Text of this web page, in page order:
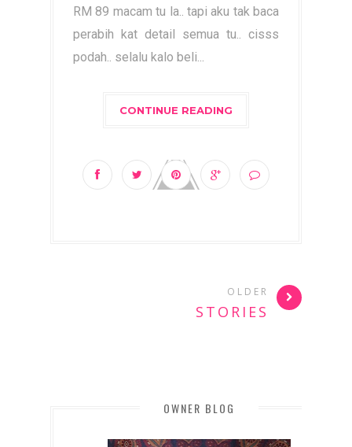
RM 89 macam tu la.. tapi aku tak baca
perabih kat detail semua tu.. cisss
podah.. selalu kalo beli...
CONTINUE READING
OLDER
STORIES
OWNER BLOG